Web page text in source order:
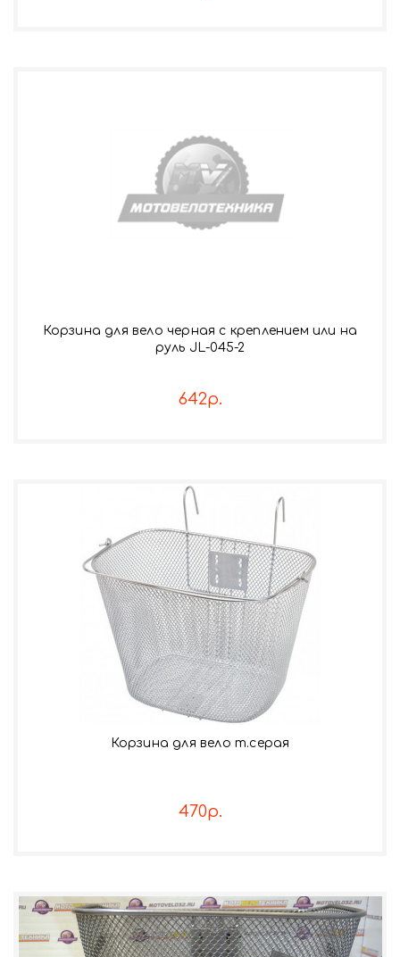
Корзина для вело черная с креплением или на
руль JL-045-2
642р.
Корзина для вело т.серая
470р.